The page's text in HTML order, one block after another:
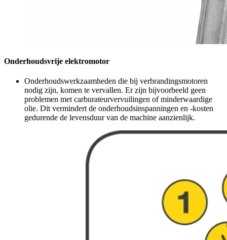
Onderhoudsvrije elektromotor
Onderhoudswerkzaamheden die bij verbrandingsmotoren
nodig zijn, komen te vervallen. Er zijn bijvoorbeeld geen
problemen met carburateurvervuilingen of minderwaardige
olie. Dit vermindert de onderhoudsinspanningen en -kosten
gedurende de levensduur van de machine aanzienlijk.